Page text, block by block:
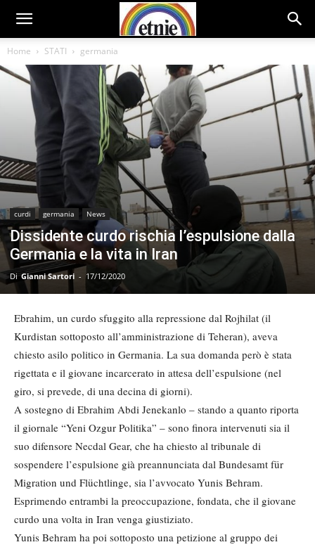
Home STATI germania
curdi germania News
Dissidente curdo rischia l’espulsione dalla
Germania e la vita in Iran
Di Gianni Sartori - 17/12/2020
Ebrahim, un curdo sfuggito alla repressione dal Rojhilat (il
Kurdistan sottoposto all’amministrazione di Teheran), aveva
chiesto asilo politico in Germania. La sua domanda però è stata
rigettata e il giovane incarcerato in attesa dell’espulsione (nel
giro, si prevede, di una decina di giorni).
A sostegno di Ebrahim Abdi Jenekanlo – stando a quanto riporta
il giornale “Yeni Ozgur Politika” – sono finora intervenuti sia il
suo difensore Necdal Gear, che ha chiesto al tribunale di
sospendere l’espulsione già preannunciata dal Bundesamt für
Migration und Flüchtlinge, sia l’avvocato Yunis Behram.
Esprimendo entrambi la preoccupazione, fondata, che il giovane
curdo una volta in Iran venga giustiziato.
Yunis Behram ha poi sottoposto una petizione al gruppo dei